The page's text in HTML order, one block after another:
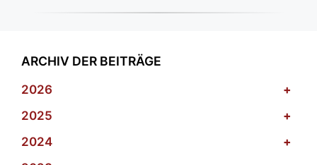
ARCHIV DER BEITRÄGE
2026
+
2025
+
2024
+